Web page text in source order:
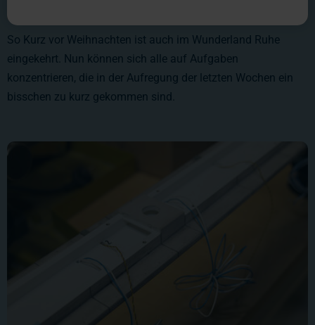
So Kurz vor Weihnachten ist auch im Wunderland Ruhe
eingekehrt. Nun können sich alle auf Aufgaben
konzentrieren, die in der Aufregung der letzten Wochen ein
bisschen zu kurz gekommen sind.